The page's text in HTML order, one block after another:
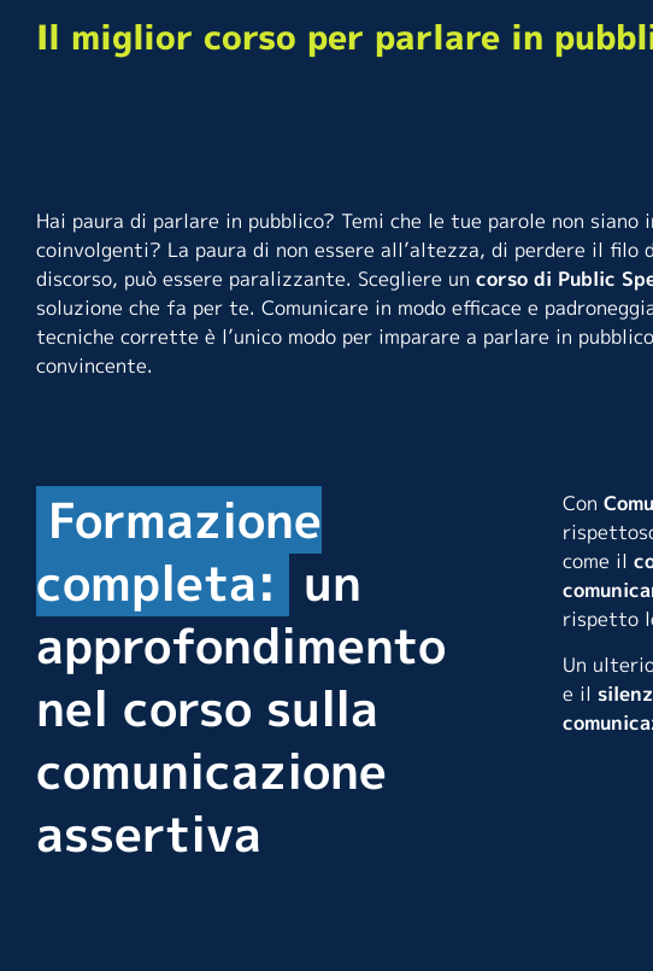
Il miglior corso per parlare in
Hai paura di parlare in pubblico? Temi che le tue parole non siano
coinvolgenti? La paura di non essere all’altezza, di perdere il filo
discorso, può essere paralizzante. Scegliere un corso di Public
soluzione che fa per te. Comunicare in modo efficace e
tecniche corrette è l’unico modo per imparare a parlare in
convincente.
Formazione
completa: un
approfondimento
nel corso sulla
comunicazione
assertiva
Con
come il
rispetto
Un
e il